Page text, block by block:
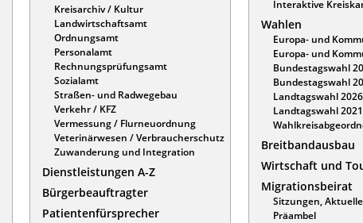
Kreisarchiv / Kultur
Landwirtschaftsamt
Ordnungsamt
Personalamt
Rechnungsprüfungsamt
Sozialamt
Straßen- und Radwegebau
Verkehr / KFZ
Vermessung / Flurneuordnung
Veterinärwesen / Verbraucherschutz
Zuwanderung und Integration
Dienstleistungen A-Z
Bürgerbeauftragter
Patientenfürsprecher
Interaktive
Wahlen
Europa- und
Europa- und
Bundestagswahl
Bundestagswahl
Landtagswahl 2026
Landtagswahl 2021
Breitbandausbau
Wirtschaft und
Migrationsbeirat
Sitzungen,
Präambel